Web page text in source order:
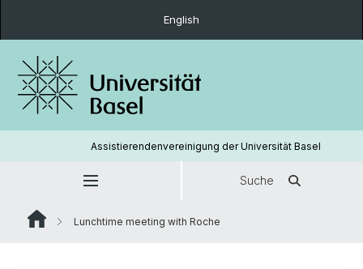
English
Assistierendenvereinigung der Universität Basel
Suche
Lunchtime meeting with Roche